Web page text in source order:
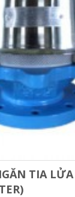
TIA LỬA